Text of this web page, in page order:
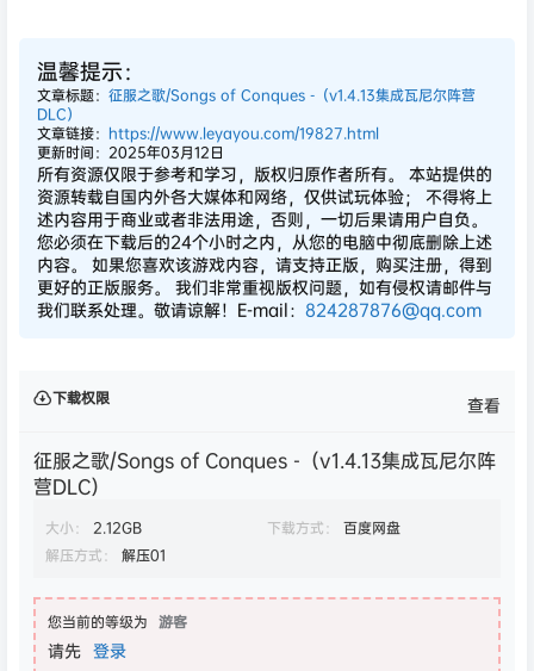
温馨提示：
文章标题： 征服之歌/Songs of Conques -（v1.4.13集成瓦尼尔阵营
DLC）
文章链接： https://www.leyayou.com/19827.html
更新时间：2025年03月12日
所有资源仅限于参考和学习，版权归原作者所有。 本站提供的
资源转载自国内外各大媒体和网络，仅供试玩体验； 不得将上
述内容用于商业或者非法用途，否则，一切后果请用户自负。
您必须在下载后的24个小时之内，从您的电脑中彻底删除上述
内容。 如果您喜欢该游戏内容，请支持正版，购买注册，得到
更好的正版服务。 我们非常重视版权问题，如有侵权请邮件与
我们联系处理。敬请谅解！E-mail： 824287876@qq.com
下载权限 查看
征服之歌/Songs of Conques -（v1.4.13集成瓦尼尔阵
营DLC）
大小： 2.12GB 下载方式：
百度网盘
解压方式：
解压01
您当前的等级为 游客
请先 登录